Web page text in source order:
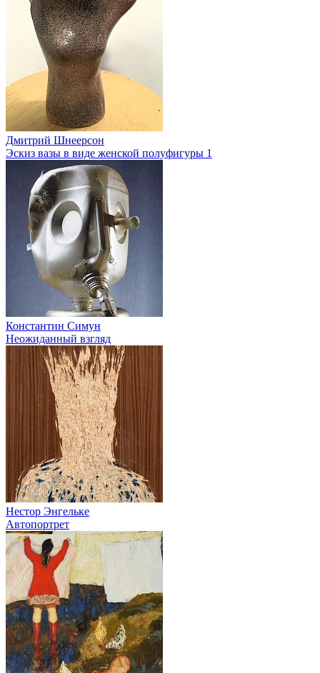
Дмитрий Шнеерсон
Эскиз вазы в виде женской полуфигуры 1
Константин Симун
Неожиданный взгляд
Нестор Энгельке
Автопортрет